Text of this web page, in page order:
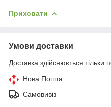
Приховати
Умови доставки
Доставка здійснюється тільки
Нова Пошта
Самовивіз